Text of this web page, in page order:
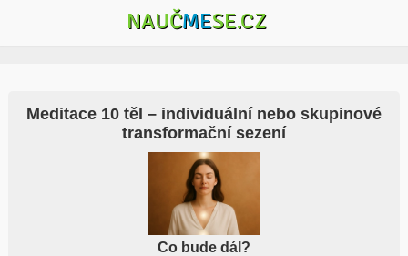
NAUČMESE.CZ
Meditace 10 těl – individuální nebo skupinové
transformační sezení
Co bude dál?